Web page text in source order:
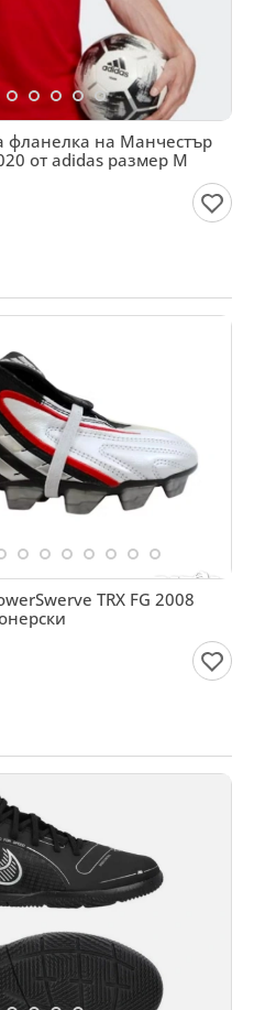
фланелка на Манчестър
от adidas размер М
TRX FG 2008